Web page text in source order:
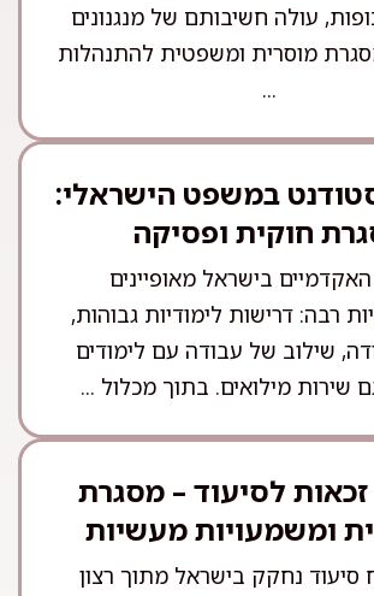
עולה חשיבותם של מנגנונים
מוסרית ומשפטית להתנהלות
...
במשפט הישראלי:
חוקית ופסיקה
בישראל מאופיינים
רבה: דרישות לימודיות גבוהות,
שילוב של עבודה עם לימודים
שירות מילואים. בתוך מכלול ...
לסיעוד – מסגרת
ומשמעויות מעשיות
סיעוד נחקק בישראל מתוך רצון